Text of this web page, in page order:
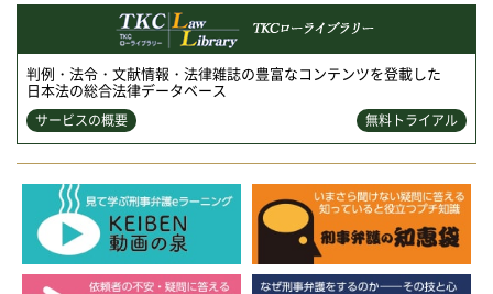
判例・法令・文献情報・法律雑誌の豊富なコンテンツを登載した
日本法の総合法律データベース
サービスの概要 無料トライアル